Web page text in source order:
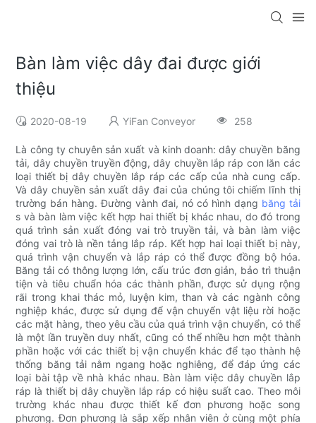
Bàn làm việc dây đai được giới
thiệu
2020-08-19 YiFan Conveyor 258
Là công ty chuyên sản xuất và kinh doanh: dây chuyền băng
tải, dây chuyền truyền động, dây chuyền lắp ráp con lăn các
loại thiết bị dây chuyền lắp ráp các cấp của nhà cung cấp.
Và dây chuyền sản xuất dây đai của chúng tôi chiếm lĩnh thị
trường bán hàng. Đường vành đai, nó có hình dạng băng tải
s và bàn làm việc kết hợp hai thiết bị khác nhau, do đó trong
quá trình sản xuất đóng vai trò truyền tải, và bàn làm việc
đóng vai trò là nền tảng lắp ráp. Kết hợp hai loại thiết bị này,
quá trình vận chuyển và lắp ráp có thể được đồng bộ hóa.
Băng tải có thông lượng lớn, cấu trúc đơn giản, bảo trì thuận
tiện và tiêu chuẩn hóa các thành phần, được sử dụng rộng
rãi trong khai thác mỏ, luyện kim, than và các ngành công
nghiệp khác, được sử dụng để vận chuyển vật liệu rời hoặc
các mặt hàng, theo yêu cầu của quá trình vận chuyển, có thể
là một lần truyền duy nhất, cũng có thể nhiều hơn một thành
phần hoặc với các thiết bị vận chuyển khác để tạo thành hệ
thống băng tải nằm ngang hoặc nghiêng, để đáp ứng các
loại bài tập về nhà khác nhau. Bàn làm việc dây chuyền lắp
ráp là thiết bị dây chuyền lắp ráp có hiệu suất cao. Theo môi
trường khác nhau được thiết kế đơn phương hoặc song
phương. Đơn phương là sắp xếp nhân viên ở cùng một phía